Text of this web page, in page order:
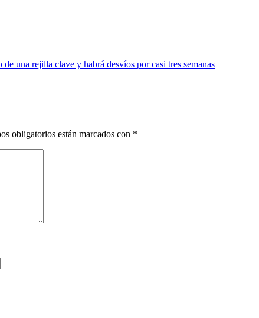
una rejilla clave y habrá desvíos por casi tres semanas
obligatorios están marcados con *